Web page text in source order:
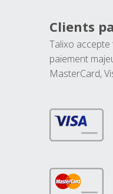
Clients
Talixo
paiement
MasterCard,